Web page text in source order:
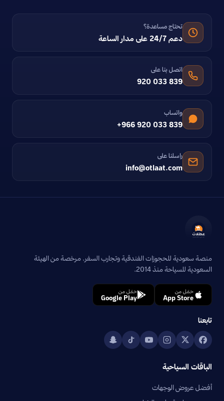
تحتاج مساعدة؟
دعم 24/7 على مدار الساعة
اتصل بنا على
920 033 839
واتساب
+966 920 033 839
راسلنا على
info@otlaat.com
منصة سعودية للحجوزات الفندقية وتجارب السفر. مرخصة من الهيئة
السعودية للسياحة منذ 2014.
حمّل من
App Store
حمّل من
Google Play
تابعنا
الباقات السياحية
أفضل عروض الوجهات